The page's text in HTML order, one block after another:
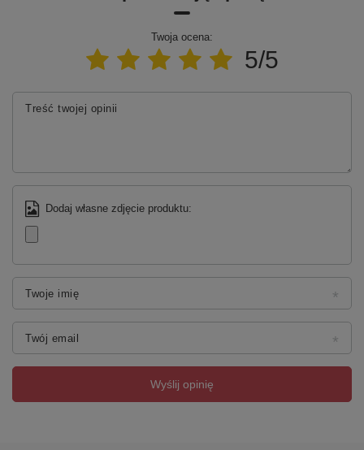
2 lata
Twoja ocena:
5/5
Treść twojej opinii
Dodaj własne zdjęcie produktu:
Twoje imię
Twój email
Wyślij opinię